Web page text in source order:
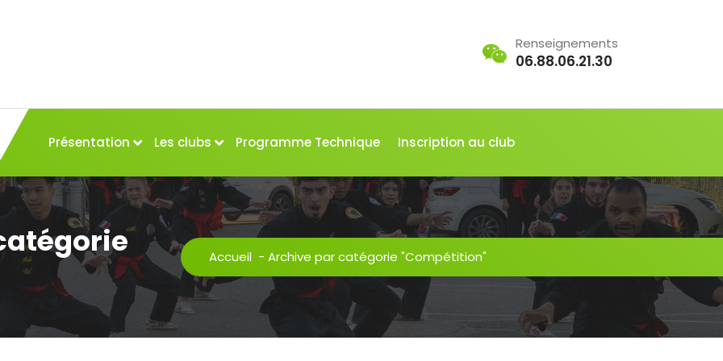
Renseignements
06.88.06.21.30
Présentation Les clubs Programme Technique Inscription au club
Accueil - Archive par catégorie "Compétition"